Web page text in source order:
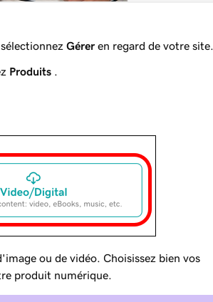
Gérer en regard de votre site.
Produits
ou de vidéo. Choisissez bien vos
produit numérique.